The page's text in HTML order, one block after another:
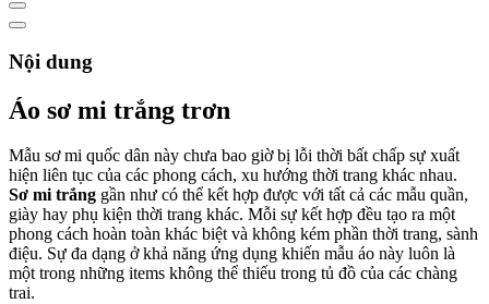
Nội dung
Áo sơ mi trắng trơn
Mẫu sơ mi quốc dân này chưa bao giờ bị lỗi thời bất chấp sự xuất
hiện liên tục của các phong cách, xu hướng thời trang khác nhau.
Sơ mi trắng gần như có thể kết hợp được với tất cả các mẫu quần,
giày hay phụ kiện thời trang khác. Mỗi sự kết hợp đều tạo ra một
phong cách hoàn toàn khác biệt và không kém phần thời trang, sành
điệu. Sự đa dạng ở khả năng ứng dụng khiến mẫu áo này luôn là
một trong những items không thể thiếu trong tủ đồ của các chàng
trai.